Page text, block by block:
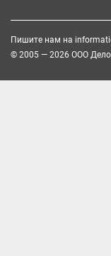
Пишите нам на
© 2005 — 2026 ООО